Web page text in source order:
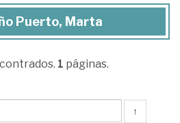
Puerto, Marta
1 páginas.
↑